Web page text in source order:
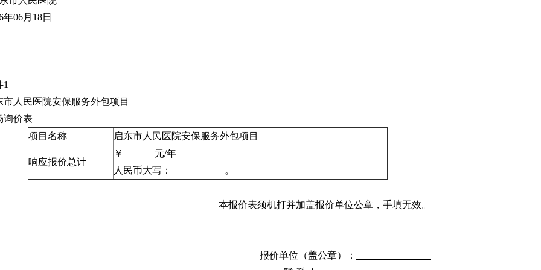
年06月18日
1
市人民医院安保服务外包项目
询价表
项目名称
启东市人民医院安保服务外包项目
响应报价总计
￥ 元/年
人民币大写： 。
本报价表须机打并加盖报价单位公章，手填无效。
报价单位（盖公章）：